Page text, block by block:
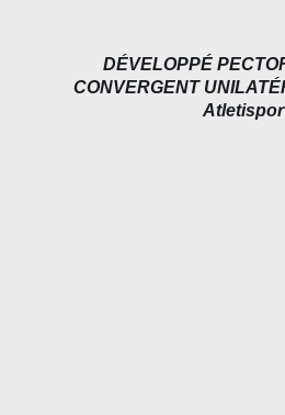
DÉVELOPPÉ
CONVERGENT